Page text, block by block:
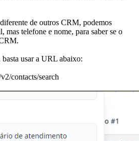
de outros CRM, podemos
mas telefone e nome, para saber se o
basta usar a URL abaixo:
contacts/search